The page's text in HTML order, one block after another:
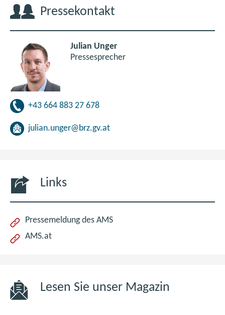
Pressekontakt
Julian Unger
Pressesprecher
+43 664 883 27 678
julian.unger@brz.gv.at
Links
Pressemeldung des AMS(öffnet
AMS.at(öffnet
Lesen Sie unser Magazin